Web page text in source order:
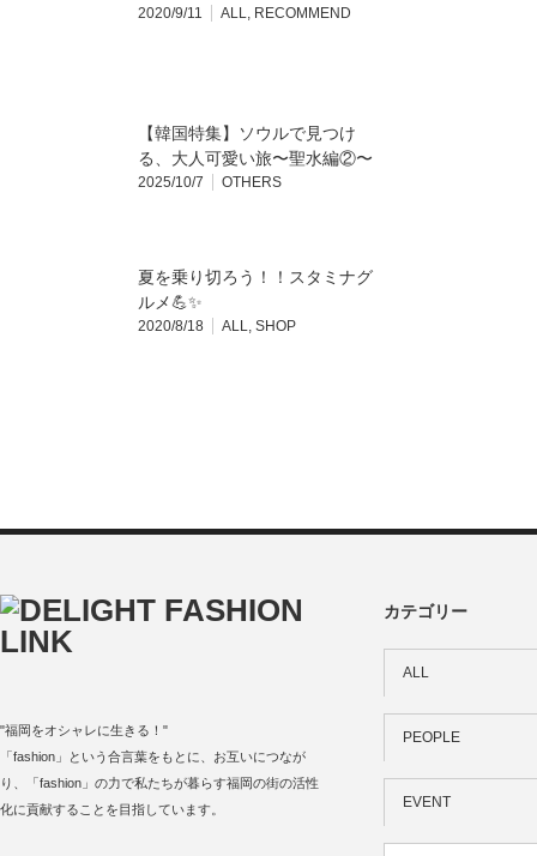
2020/9/11 ALL, RECOMMEND
【韓国特集】ソウルで見つけ
る、大人可愛い旅〜聖水編②〜
2025/10/7 OTHERS
夏を乗り切ろう！！スタミナグ
ルメ💪✨
2020/8/18 ALL, SHOP
カテゴリー
ALL
PEOPLE
EVENT
"福岡をオシャレに生きる！"
「fashion」という合言葉をもとに、お互いにつなが
り、「fashion」の力で私たちが暮らす福岡の街の活性
化に貢献することを目指しています。